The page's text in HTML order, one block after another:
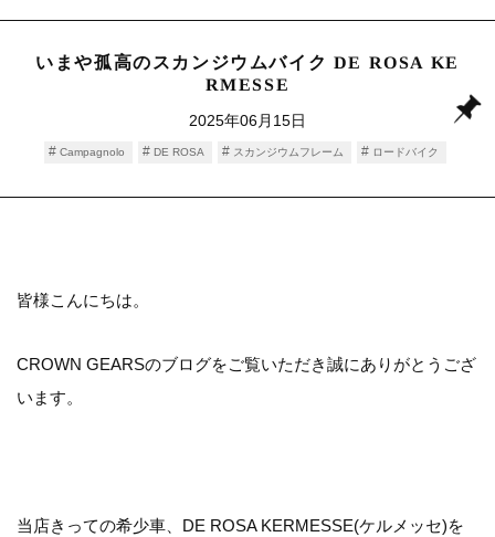
いまや孤高のスカンジウムバイク DE ROSA KE
RMESSE
2025年06月15日
Campagnolo DE ROSA スカンジウムフレーム ロードバイク
皆様こんにちは。
CROWN GEARSのブログをご覧いただき誠にありがとうござ
います。
当店きっての希少車、DE ROSA KERMESSE(ケルメッセ)を